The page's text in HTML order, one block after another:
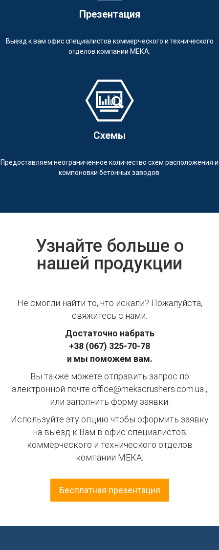
Презентация
Выезд к вам офис специалистов коммерческого и технического
отделов компании МЕКА.
Схемы
Предоставляем неограниченное количество схем расположения и
компоновки бетонных заводов.
Узнайте больше о
нашей продукции
Не смогли найти то, что искали? Пожалуйста,
свяжитесь с нами.
Достаточно набрать
+38 (067) 325-70-78
и мы поможем вам.
Вы также можете отправить запрос по
электронной почте office@mekacrushers.com.ua ,
или заполнить форму заявки.
Используйте эту опцию чтобы оформить заявку
на выезд к Вам в офис специалистов
коммерческого и технического отделов
компании МЕКА.
Бесплатная презентация